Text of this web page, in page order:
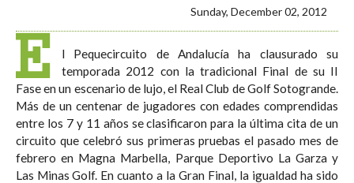
Sunday, December 02, 2012
E
l Pequecircuito de Andalucía ha clausurado su
temporada 2012 con la tradicional Final de su II
Fase en un escenario de lujo, el Real Club de Golf Sotogrande.
Más de un centenar de jugadores con edades comprendidas
entre los 7 y 11 años se clasificaron para la última cita de un
circuito que celebró sus primeras pruebas el pasado mes de
febrero en Magna Marbella, Parque Deportivo La Garza y
Las Minas Golf. En cuanto a la Gran Final, la igualdad ha sido